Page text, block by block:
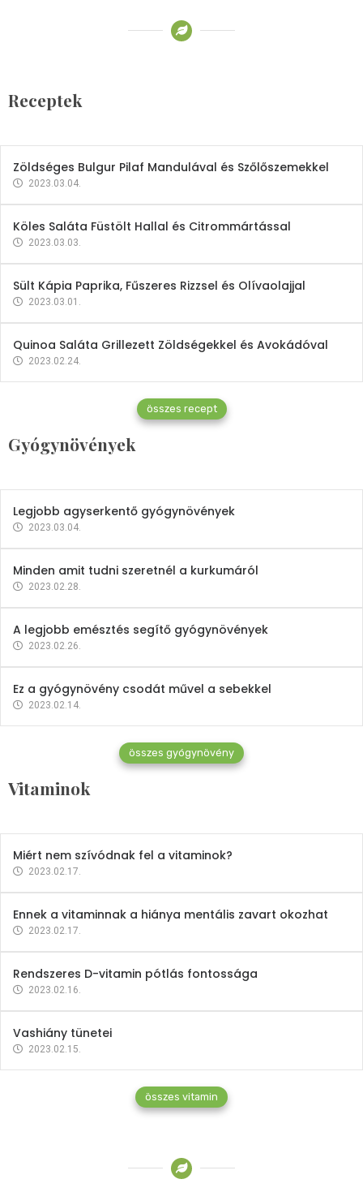
Receptek
2023.03.06.
Zöldséges Bulgur Pilaf Mandulával és Szőlőszemekkel
2023.03.04.
Köles Saláta Füstölt Hallal és Citrommártással
2023.03.03.
Sült Kápia Paprika, Fűszeres Rizzsel és Olívaolajjal
2023.03.01.
Quinoa Saláta Grillezett Zöldségekkel és Avokádóval
2023.02.24.
összes recept
Gyógynövények
Gyógynövények
Mindent a petrezselyemről
2023.12.21.
Legjobb agyserkentő gyógynövények
2023.03.04.
Minden amit tudni szeretnél a kurkumáról
2023.02.28.
A legjobb emésztés segítő gyógynövények
2023.02.26.
Ez a gyógynövény csodát művel a sebekkel
2023.02.14.
összes gyógynövény
Vitaminok
Vitaminok
Mindent a B-12 vitaminról
2023.02.27.
Miért nem szívódnak fel a vitaminok?
2023.02.17.
Ennek a vitaminnak a hiánya mentális zavart okozhat
2023.02.17.
Rendszeres D-vitamin pótlás fontossága
2023.02.16.
Vashiány tünetei
2023.02.15.
összes vitamin